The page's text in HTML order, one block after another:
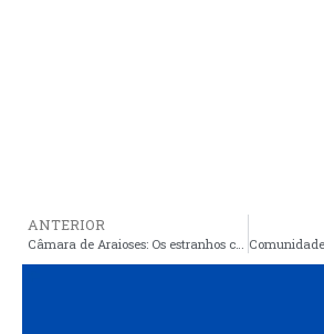
ANTERIOR